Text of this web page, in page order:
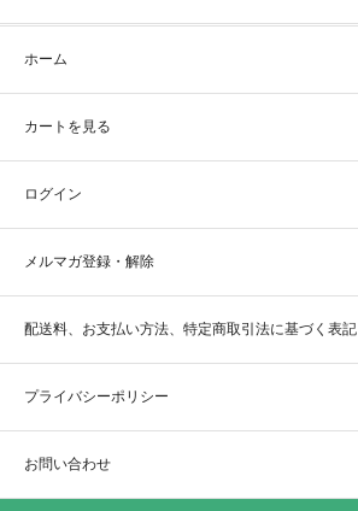
ホーム
カートを見る
ログイン
メルマガ登録・解除
配送料、お支払い方法、特定商取引法に基づく表記
プライバシーポリシー
お問い合わせ